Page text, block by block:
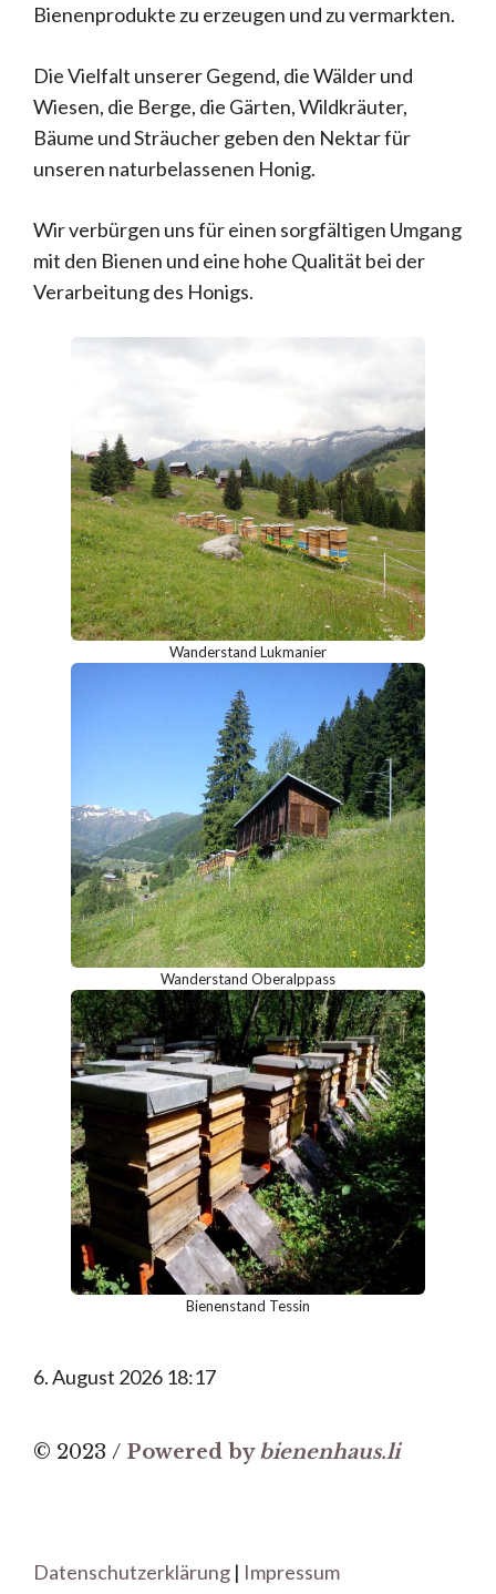
Bienenprodukte zu erzeugen und zu vermarkten.
Die Vielfalt unserer Gegend, die Wälder und
Wiesen, die Berge, die Gärten, Wildkräuter,
Bäume und Sträucher geben den Nektar für
unseren naturbelassenen Honig.
Wir verbürgen uns für einen sorgfältigen Umgang
mit den Bienen und eine hohe Qualität bei der
Verarbeitung des Honigs.
Wanderstand Lukmanier
Wanderstand Oberalppass
Bienenstand Tessin
6. August 2026 18:17
© 2023 / Powered bybienenhaus.li
Datenschutzerklärung | Impressum